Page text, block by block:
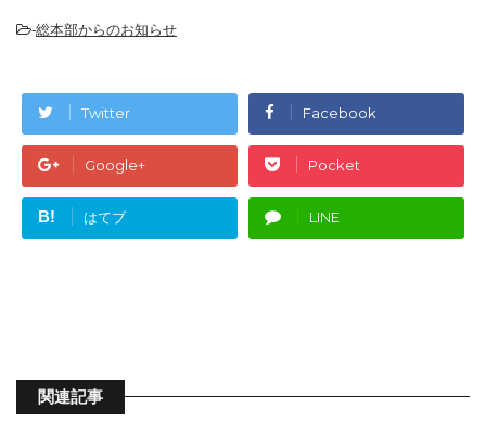
-総本部からのお知らせ
Twitter Facebook
Google+ Pocket
B! はてブ LINE
関連記事